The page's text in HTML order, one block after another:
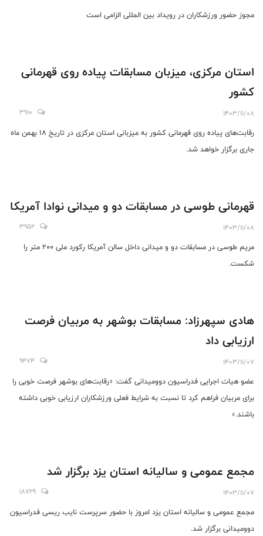
مجوز حضور ورزشکاران در رویداد بین المللی الزامی است
استان مرکزی، میزبان مسابقات پیاده روی قهرمانی
کشور
1403/11/08
3910
رقابت‌های پیاده روی قهرمانی کشور به میزبانی استان مرکزی در تاریخ 18 بهمن ماه
جاری برگزار خواهد شد.
قهرمانی طوسی در مسابقات دو و میدانی نوادا آمریکا
1403/11/08
3952
مریم طوسی در مسابقات دو و میدانی داخل سالن آمریکا رکورد ملی 200 متر را
شکست.
هادی سپهرزاد: مسابقات بوشهر به مربیان فرصت
ارزیابی داد
1403/11/07
9474
عضو هیات اجرایی فدراسیون دوومیدانی گفت: «رقابت‌های بوشهر فرصت خوبی را
برای مربیان فراهم کرد تا نسبت به شرایط فعلی ورزشکاران ارزیابی خوبی داشته
باشند.»
مجمع عمومی و سالیانه استان یزد برگزار شد
1403/11/07
18729
مجمع عمومی و سالیانه استان یزد امروز با حضور سرپرست نایب ریسی فدراسیون
دوومیدانی برگزار شد.